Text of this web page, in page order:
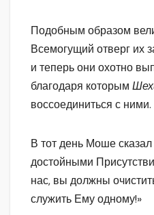
Подобным образом
Всемогущий отверг их
и теперь они охотно
благодаря которым
воссоединиться с ними.
В тот день Моше
достойными
нас, вы должны
служить Ему одному!»